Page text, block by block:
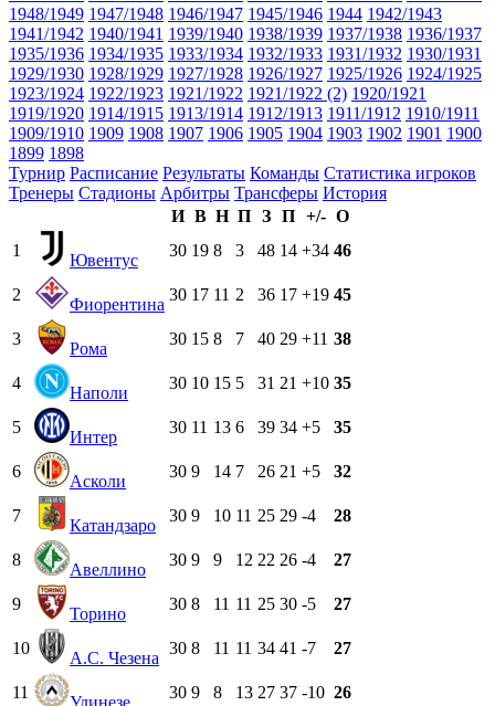
1948/1949 1947/1948 1946/1947 1945/1946 1944 1942/1943
1941/1942 1940/1941 1939/1940 1938/1939 1937/1938 1936/1937
1935/1936 1934/1935 1933/1934 1932/1933 1931/1932 1930/1931
1929/1930 1928/1929 1927/1928 1926/1927 1925/1926 1924/1925
1923/1924 1922/1923 1921/1922 1921/1922 (2) 1920/1921
1919/1920 1914/1915 1913/1914 1912/1913 1911/1912 1910/1911
1909/1910 1909 1908 1907 1906 1905 1904 1903 1902 1901 1900
1899 1898
Турнир Расписание Результаты Команды Статистика игроков
Тренеры Стадионы Арбитры Трансферы История
И В Н П З П +/- О
1
Ювентус
30 19 8 3 48 14 +34 46
2
Фиорентина
30 17 11 2 36 17 +19 45
3
Рома
30 15 8 7 40 29 +11 38
4
Наполи
30 10 15 5 31 21 +10 35
5
Интер
30 11 13 6 39 34 +5 35
6
Асколи
30 9 14 7 26 21 +5 32
7
Катандзаро
30 9 10 11 25 29 -4 28
8
Авеллино
30 9 9 12 22 26 -4 27
9
Торино
30 8 11 11 25 30 -5 27
10
А.С. Чезена
30 8 11 11 34 41 -7 27
11
Удинезе
30 9 8 13 27 37 -10 26